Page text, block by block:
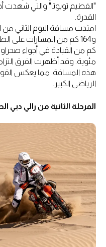
"الفطيم تويوتا" والتي
القدرة.
مئوية. وقد أظهرت الفرق التزاماً
هذه المسافة، مما يعكس القوة
الرياضي الكبير.
المرحلة الثانية من رالي دبي